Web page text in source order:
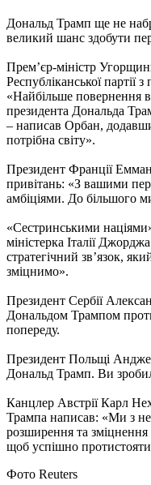
Дональд Трамп ще не
великий шанс здобути
Прем’єр-міністр
Республіканської
«Найбільше повернення
президента Дональда
– написав Орбан,
потрібна світу».
Президент Франції
привітань: «З вашими
амбіціями. До більшого
«Сестринськими
міністерка Італії
стратегічний зв’язок,
зміцнимо».
Президент Сербії
Дональдом Трампом
попереду.
Президент Польщі
Дональд Трамп. Ви
Канцлер Австрії Карл
Трампа написав: «Ми з
розширення та
щоб успішно
Фото Reuters